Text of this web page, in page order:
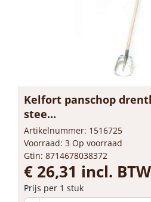
Kelfort panschop
stee...
Artikelnummer: 1516725
Voorraad: 3 Op voorraad
Gtin: 8714678038372
€ 26,31 incl. BTW
Prijs per 1 stuk